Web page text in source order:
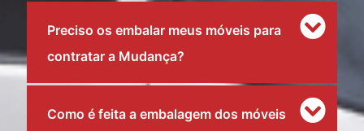
Preciso os embalar meus móveis para
contratar a Mudança?
Como é feita a embalagem dos móveis